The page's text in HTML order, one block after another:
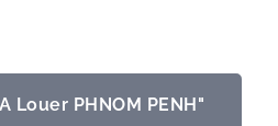
Louer PHNOM PENH"